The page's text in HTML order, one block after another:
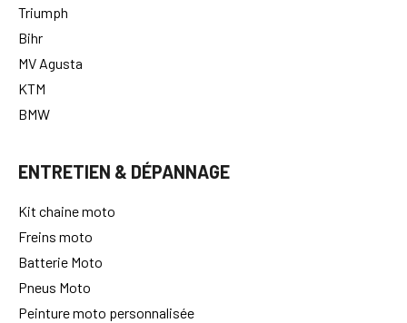
Triumph
Bihr
MV Agusta
KTM
BMW
ENTRETIEN & DÉPANNAGE
Kit chaine moto
Freins moto
Batterie Moto
Pneus Moto
Peinture moto personnalisée